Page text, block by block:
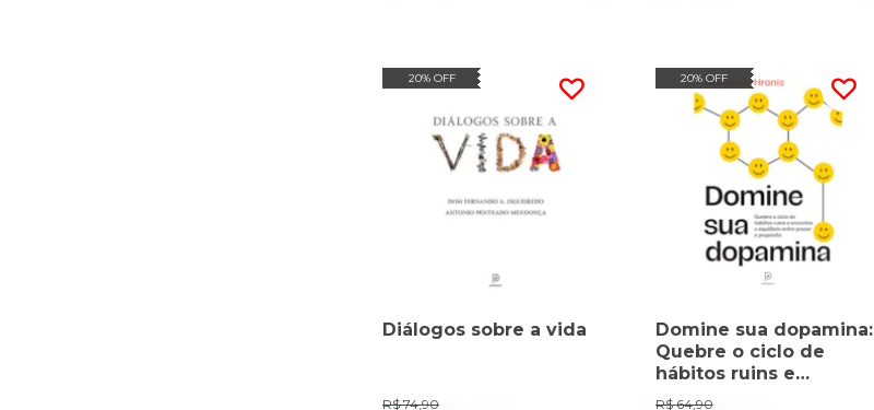
20% OFF
Diálogos sobre a vida
R$ 74,90
20% OFF
Domine sua dopamina:
Quebre o ciclo de
hábitos ruins e
encontre o equilíbrio
R$ 64,90